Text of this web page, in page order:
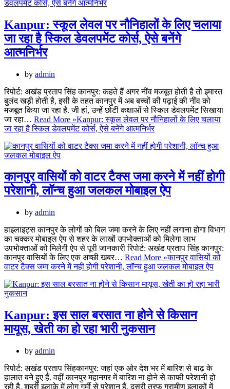
Kanpur: स्कूल लेवल पर नौनिहालों के लिए चलाया
जा रहा है स्किल डेवलपमेंट कोर्स, ऐसे बनेंगे
आत्मनिर्भर
by admin
रिपोर्ट: अखंड प्रताप सिंह कानपुर: कहते हैं अगर नींव मजबूत होती है तो इमारत
बुलंद खड़ी होती है, इसी के तहत कानपुर में अब बच्चों की पढ़ाई की नींव को
मजबूत किया जा रहा है. जी हां, उन्हें छोटी कक्षाओं से स्किल डेवलपमेंट सिखाया
जा रहा… Read More »Kanpur: स्कूल लेवल पर नौनिहालों के लिए चलाया
जा रहा है स्किल डेवलपमेंट कोर्स, ऐसे बनेंगे आत्मनिर्भर
कानपुर वासियों को वाटर टैक्स जमा करने में नहीं होगी
परेशानी, लॉन्च हुआ जलकल मोबाइल ऐप
by admin
हाइलाइट्स कानपुर के लोगों को बिल जमा करने के लिए नहीं लगाना होगा विभाग
का चक्कर मोबाइल ऐप से शहर के लाखों उपभोक्ताओं को मिलेगा लाभ
उपभोक्ताओं को मिलेगी ऐप से पूरी जानकारी रिपोर्ट: अखंड प्रताप सिंह कानपुर:
कानपुर वासियों के लिए एक अच्छी खबर… Read More »कानपुर वासियों को
वाटर टैक्स जमा करने में नहीं होगी परेशानी, लॉन्च हुआ जलकल मोबाइल ऐप
Kanpur: इस साल बरसात ना होने से किसान
मायूस, खेती का हो रहा भारी नुकसान
by admin
रिपोर्ट: अखंड प्रताप सिंहकानपुर: जहां एक ओर देश भर में बारिश से बाढ़ के
हालात बने हुए हैं. वहीं कानपुर महानगर में बारिश ना होने से काफी परेशानी हो
रही है. शहरी इलाके में लोग गर्मी से परेशान हैं. दूसरी तरफ ग्रामीण इलाकों में